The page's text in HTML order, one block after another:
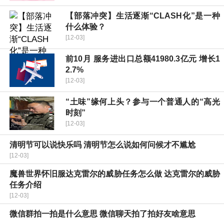
【部落冲突】生活逐渐“CLASH化”是一种
什么体验？
[12-03]
前10月 服务进出口总额41980.3亿元 增长1
2.7%
[12-03]
“土味”缘何上头？参与一个普通人的“高光
时刻”
[12-03]
清明节可以说快乐吗 清明节怎么说如何问候才不尴尬
[12-03]
魔兽世界怀旧服达克雷尔的威胁任务怎么做 达克雷尔的威胁
任务介绍
[12-03]
微信群拍一拍是什么意思 微信聊天拍了拍好友啥意思